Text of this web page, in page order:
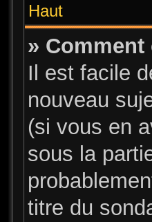
Haut
»
Il est facile
nouveau
(si vous en
sous la
titre du